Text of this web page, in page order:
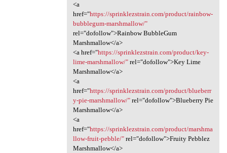
<a
href="https://sprinklezstrain.com/product/rainbow-
bubblegum-marshmallow/"
rel="dofollow">Rainbow BubbleGum
Marshmallow</a>
<a href="https://sprinklezstrain.com/product/key-
lime-marshmallow/"rel="dofollow">Key Lime
Marshmallow</a>
<a
href="https://sprinklezstrain.com/product/blueberr
y-pie-marshmallow/"rel="dofollow">Blueberry Pie
Marshmallow</a>
<a
href="https://sprinklezstrain.com/product/marshma
llow-fruit-pebble/"rel="dofollow">Fruity Pebblez
Marshmallow</a>